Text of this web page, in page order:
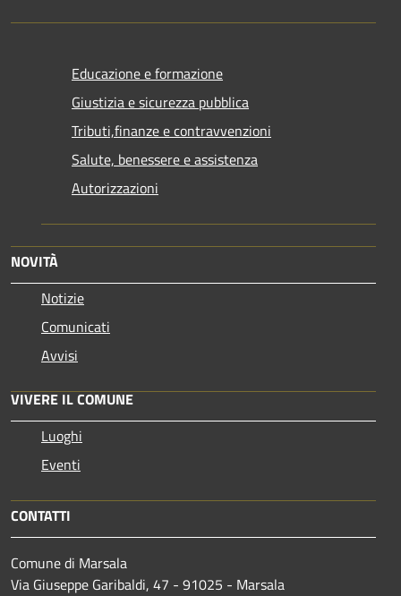
Educazione e formazione
Giustizia e sicurezza pubblica
Tributi,finanze e contravvenzioni
Salute, benessere e assistenza
Autorizzazioni
NOVITÀ
Notizie
Comunicati
Avvisi
VIVERE IL COMUNE
Luoghi
Eventi
CONTATTI
Comune di Marsala
Via Giuseppe Garibaldi, 47 - 91025 - Marsala